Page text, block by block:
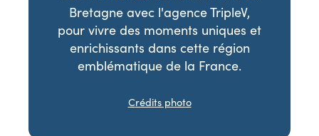
Bretagne avec l'agence TripleV,
pour vivre des moments uniques et
enrichissants dans cette région
emblématique de la France.
Crédits photo